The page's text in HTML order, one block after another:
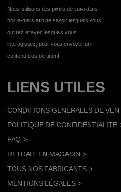
Nous utilisons des pixels de suivi dans
nos e-mails afin de savoir lesquels vous
ouvrez et avec lesquels vous
interagissez, pour vous envoyer un
contenu plus pertinent.
LIENS UTILES
CONDITIONS GÉNÉRALES DE
POLITIQUE DE CONFIDENTIALITÉ
FAQ
RETRAIT EN MAGASIN
TOUS NOS FABRICANTS
MENTIONS LÉGALES